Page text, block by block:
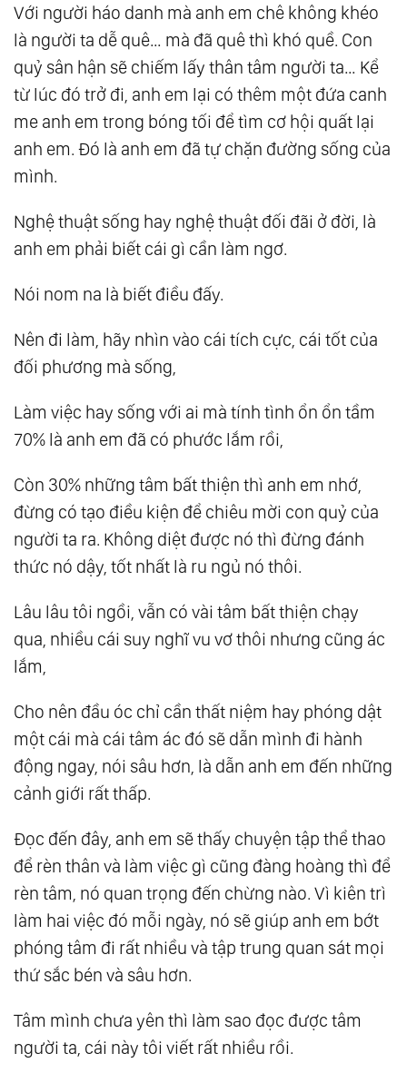
55.Tâm Lực
56.Bơi Trên Cạn Và Lạm Phát Ngôn Từ
57.Hãy Là Chính Mình !
58.Thiền Tả Pí Lù
59.
Tồn Tại Vì Điều Gì
60.
62.Chọn ‘Chồng’ - Chọn ‘Vợ’
63.Nhiệt Tâm
64.
Mắt Thấy, Nhưng Tâm Chưa Thấy
66. Thần Khí, Hơi Thở Và Làm Chủ Game Đời
67.Ngọt Ngào Mấy Cũng Tan Thành Mây !
68. Bí Kíp Luyện Sói
69. Dù ‘Biết’ Sai Nhưng Vẫn Làm Sai
Với người háo danh mà anh em chê không khéo
là người ta dễ quê… mà đã quê thì khó quề. Con
quỷ sân hận sẽ chiếm lấy thân tâm người ta… Kể
từ lúc đó trở đi, anh em lại có thêm một đứa canh
me anh em trong bóng tối để tìm cơ hội quất lại
anh em. Đó là anh em đã tự chặn đường sống của
mình.
Nghệ thuật sống hay nghệ thuật đối đãi ở đời, là
anh em phải biết cái gì cần làm ngơ.
Nói nom na là biết điều đấy.
Nên đi làm, hãy nhìn vào cái tích cực, cái tốt của
đối phương mà sống,
Làm việc hay sống với ai mà tính tình ổn ổn tầm
70% là anh em đã có phước lắm rồi,
Còn 30% những tâm bất thiện thì anh em nhớ,
đừng có tạo điều kiện để chiêu mời con quỷ của
người ta ra. Không diệt được nó thì đừng đánh
thức nó dậy, tốt nhất là ru ngủ nó thôi.
Lâu lâu tôi ngồi, vẫn có vài tâm bất thiện chạy
qua, nhiều cái suy nghĩ vu vơ thôi nhưng cũng ác
lắm,
Cho nên đầu óc chỉ cần thất niệm hay phóng dật
một cái mà cái tâm ác đó sẽ dẫn mình đi hành
động ngay, nói sâu hơn, là dẫn anh em đến những
cảnh giới rất thấp.
Đọc đến đây, anh em sẽ thấy chuyện tập thể thao
để rèn thân và làm việc gì cũng đàng hoàng thì để
rèn tâm, nó quan trọng đến chừng nào. Vì kiên trì
làm hai việc đó mỗi ngày, nó sẽ giúp anh em bớt
phóng tâm đi rất nhiều và tập trung quan sát mọi
thứ sắc bén và sâu hơn.
Tâm mình chưa yên thì làm sao đọc được tâm
người ta, cái này tôi viết rất nhiều rồi.